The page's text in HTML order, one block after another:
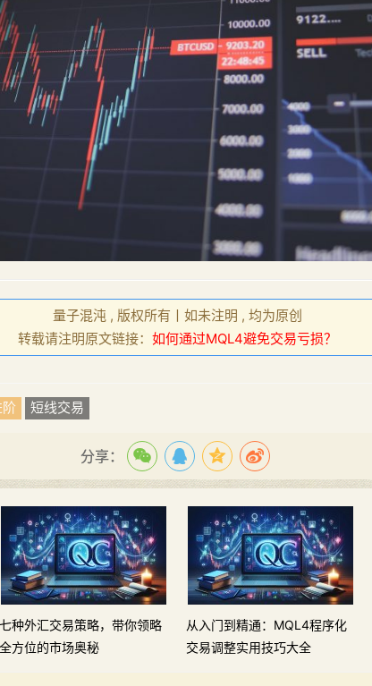
量子混沌 , 版权所有丨如未注明 , 均为原创
转载请注明原文链接： 如何通过MQL4避免交易亏损？
阶 短线交易
分享：
七种外汇交易策略，带你领略
全方位的市场奥秘
从入门到精通：MQL4程序化
交易调整实用技巧大全